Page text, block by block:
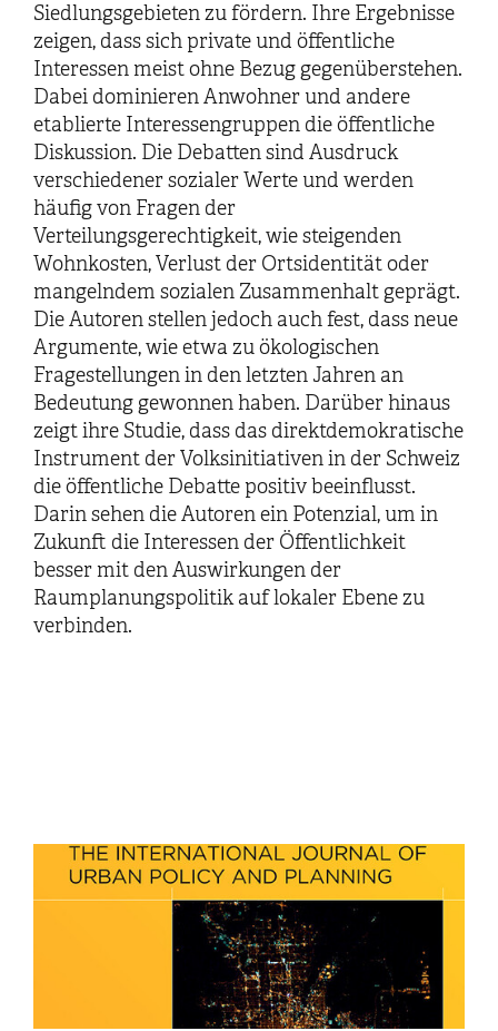
Siedlungsgebieten zu fördern. Ihre Ergebnisse
zeigen, dass sich private und öffentliche
Interessen meist ohne Bezug gegenüberstehen.
Dabei dominieren Anwohner und andere
etablierte Interessengruppen die öffentliche
Diskussion. Die Debatten sind Ausdruck
verschiedener sozialer Werte und werden
häufig von Fragen der
Verteilungsgerechtigkeit, wie steigenden
Wohnkosten, Verlust der Ortsidentität oder
mangelndem sozialen Zusammenhalt geprägt.
Die Autoren stellen jedoch auch fest, dass neue
Argumente, wie etwa zu ökologischen
Fragestellungen in den letzten Jahren an
Bedeutung gewonnen haben. Darüber hinaus
zeigt ihre Studie, dass das direktdemokratische
Instrument der Volksinitiativen in der Schweiz
die öffentliche Debatte positiv beeinflusst.
Darin sehen die Autoren ein Potenzial, um in
Zukunft die Interessen der Öffentlichkeit
besser mit den Auswirkungen der
Raumplanungspolitik auf lokaler Ebene zu
verbinden.